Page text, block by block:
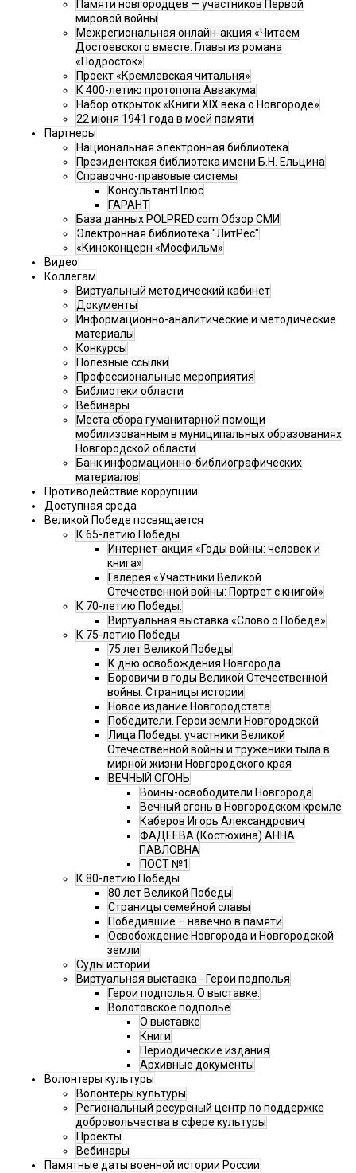
Памяти новгородцев — участников Первой
мировой войны
Межрегиональная онлайн-акция «Читаем
Достоевского вместе. Главы из романа
«Подросток»
Проект «Кремлевская читальня»
К 400-летию протопопа Аввакума
Набор открыток «Книги XIX века о Новгороде»
22 июня 1941 года в моей памяти
Партнеры
Национальная электронная библиотека
Президентская библиотека имени Б.Н. Ельцина
Справочно-правовые системы
КонсультантПлюс
ГАРАНТ
База данных POLPRED.com Обзор СМИ
Электронная библиотека "ЛитРес"
«Киноконцерн «Мосфильм»
Видео
Коллегам
Виртуальный методический кабинет
Документы
Информационно-аналитические и методические
материалы
Конкурсы
Полезные ссылки
Профессиональные мероприятия
Библиотеки области
Вебинары
Места сбора гуманитарной помощи
мобилизованным в муниципальных образованиях
Новгородской области
Банк информационно-библиографических
материалов
Противодействие коррупции
Доступная среда
Великой Победе посвящается
К 65-летию Победы
Интернет-акция «Годы войны: человек и
книга»
Галерея «Участники Великой
Отечественной войны: Портрет с книгой»
К 70-летию Победы:
Виртуальная выставка «Слово о Победе»
К 75-летию Победы
75 лет Великой Победы
К дню освобождения Новгорода
Боровичи в годы Великой Отечественной
войны. Страницы истории
Новое издание Новгородстата
Победители. Герои земли Новгородской
Лица Победы: участники Великой
Отечественной войны и труженики тыла в
мирной жизни Новгородского края
ВЕЧНЫЙ ОГОНЬ
Воины-освободители Новгорода
Вечный огонь в Новгородском кремле
Каберов Игорь Александрович
ФАДЕЕВА (Костюхина) АННА
ПАВЛОВНА
ПОСТ №1
К 80-летию Победы
80 лет Великой Победы
Страницы семейной славы
Победившие – навечно в памяти
Освобождение Новгорода и Новгородской
земли
Суды истории
Виртуальная выставка - Герои подполья
Герои подполья. О выставке.
Волотовское подполье
О выставке
Книги
Периодические издания
Архивные документы
Волонтеры культуры
Волонтеры культуры
Региональный ресурсный центр по поддержке
добровольчества в сфере культуры
Проекты
Вебинары
Памятные даты военной истории России